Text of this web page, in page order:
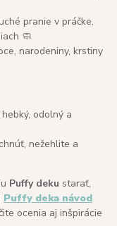
pranie v práčke,
🧼
narodeniny, krstiny
odolný a
nežehlite a
Puffy deku starať,
Puffy deka návod
ocenia aj inšpirácie